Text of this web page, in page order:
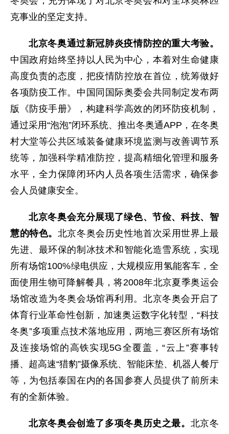
克事业的坚定支持。
北京冬奥通过新冠肺炎疫情防控的重大考验。
中国政府始终坚持以人民为中心，本着对生命健康
高度负责的态度，把疫情防控放在首位，统筹做好
各项防疫工作。中国同国际奥委会共同制定发布两
版《防疫手册》，构建科学高效的闭环防疫机制，
通过采用“泡泡”闭环系统、推出冬奥通APP，在冬奥
村大堂等公共区域装备健康环境监测与改善调节系
统等，加强科学精准防控，提高精细化管理和服务
水平，全力保障闭环内人员各项生活需求，确保参
会人员健康安全。
北京冬奥会充分展现了绿色、节俭、科技、智
慧的特色。 北京冬奥会历史性地首次采用世界上最
先进、最环保的制冰技术和智能化造雪系统，实现
所有场馆100%绿电供应，大规模应用氢能客车，全
面使用生物可降解餐具，将2008年北京夏季奥运会
场馆改造为冬奥会场馆再利用。北京冬奥会开启了
体育行业革命性创新，加速奥运数字化转型，“科技
冬奥”多项重点技术落地应用，两地三赛区所有场馆
及连接场馆的高铁实现5G全覆盖，“云上”赛事转
播、超高速“猎豹”摄像系统、智能床垫、机器人餐厅
等，为包括泰国在内的各国参赛人员提供了前所未
有的全新体验。
北京冬奥会创造了多项冬奥历史之最。 北京冬